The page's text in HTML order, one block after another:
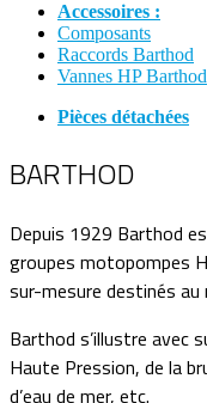
Accessoires :
Composants
Raccords Barthod
Vannes HP Barthod
Pièces détachées
BARTHOD
Depuis 1929 Barthod
groupes motopompes
sur-mesure destinés
Barthod s’illustre avec
Haute Pression, de la
d’eau de mer, etc.